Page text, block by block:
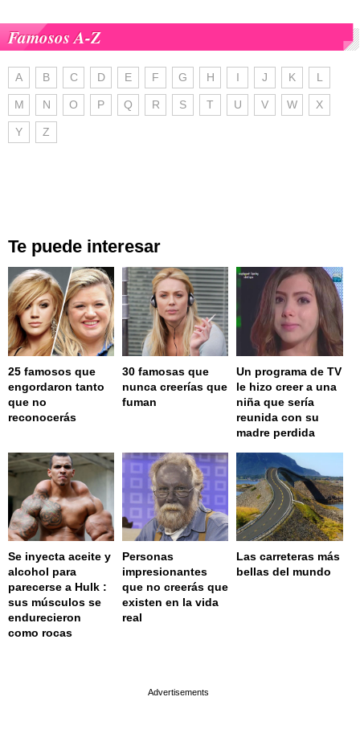
Famosos A-Z
A B C D E F G H I J K L
M N O P Q R S T U V W X
Y Z
Te puede interesar
25 famosos que
engordaron tanto
que no
reconocerás
30 famosas que
nunca creerías que
fuman
Un programa de TV
le hizo creer a una
niña que sería
reunida con su
madre perdida
Se inyecta aceite y
alcohol para
parecerse a Hulk :
sus músculos se
endurecieron
como rocas
Personas
impresionantes
que no creerás que
existen en la vida
real
Las carreteras más
bellas del mundo